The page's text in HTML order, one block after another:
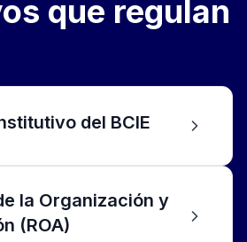
que regulan
del BCIE
la Organización y
(ROA)